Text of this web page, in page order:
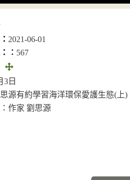
2021-06-01
︰ 567
全
畫
面
(另
3日
源有約學習海洋環保愛護生態(上)
作家 劉思源